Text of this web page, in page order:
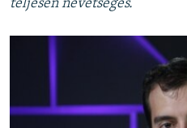
teljesen nevetséges.”